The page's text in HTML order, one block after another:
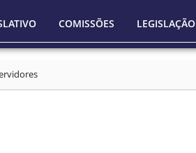
COMISSÕES LEGISLAÇÃO